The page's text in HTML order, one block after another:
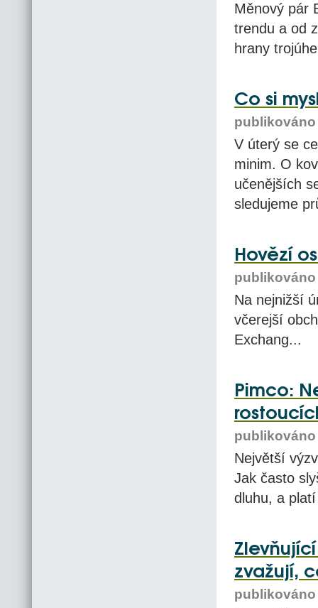
Měnový pár
trendu a od
hrany
Co si
publikováno
V úterý se
minim. O
učenějších
sledujeme
Hovězí
publikováno
Na nejnižší
včerejší
Exchang...
Pimco:
publikováno
Největší
Jak často
dluhu, a
zvažují,
publikováno